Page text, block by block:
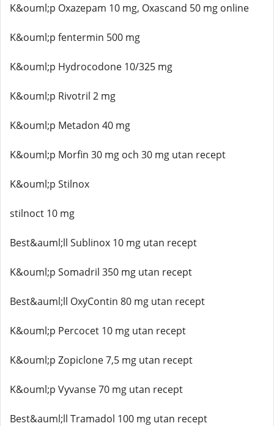
K&ouml;p Oxazepam 10 mg, Oxascand 50 mg online
K&ouml;p fentermin 500 mg
K&ouml;p Hydrocodone 10/325 mg
K&ouml;p Rivotril 2 mg
K&ouml;p Metadon 40 mg
K&ouml;p Morfin 30 mg och 30 mg utan recept
K&ouml;p Stilnox
stilnoct 10 mg
Best&auml;ll Sublinox 10 mg utan recept
K&ouml;p Somadril 350 mg utan recept
Best&auml;ll OxyContin 80 mg utan recept
K&ouml;p Percocet 10 mg utan recept
K&ouml;p Zopiclone 7,5 mg utan recept
K&ouml;p Vyvanse 70 mg utan recept
Best&auml;ll Tramadol 100 mg utan recept